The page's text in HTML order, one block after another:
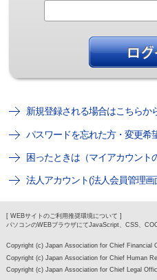
新規登録される場合はこちらか
パスワードを忘れた方・変更希
困ったときは（マイアカウント
法人アカウント(法人会員管理
[ WEBサイトのご利用推奨環境について ]
パソコンのWEBブラウザにてJavaScript、CSS、
Copyright (c) Japan Association for Chief Financial
Copyright (c) Japan Association for Chief Human
Copyright (c) Japan Association for Chief Legal